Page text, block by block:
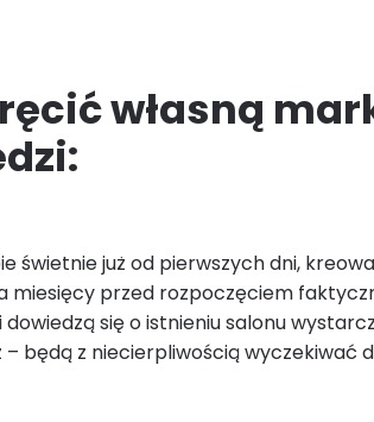
własną
świetnie już od pierwszych dni,
miesięcy przed rozpoczęciem
się o istnieniu salonu
będą z niecierpliwością wyczekiwać